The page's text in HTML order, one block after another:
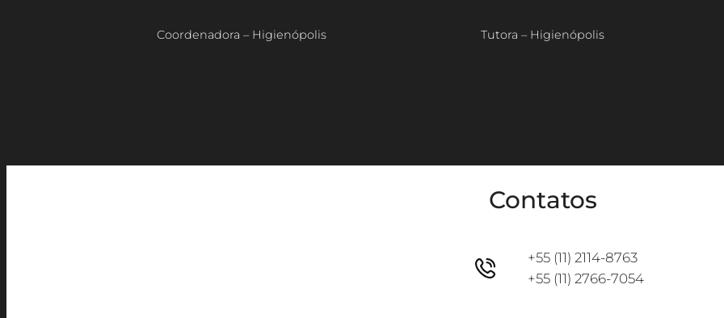
Coordenadora – Higienópolis Tutora – Higienópolis
Contatos
+55 (11) 2114-8763
+55 (11) 2766-7054